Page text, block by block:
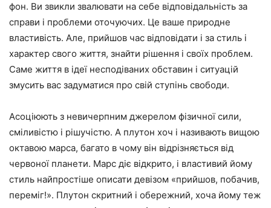
фон. Ви звикли звалювати на себе відповідальність за
справи і проблеми оточуючих. Це ваше природне
властивість. Але, прийшов час відповідати і за стиль і
характер свого життя, знайти рішення і своїх проблем.
Саме життя в ідеї несподіваних обставин і ситуацій
змусить вас задуматися про свій ступінь свободи.
Асоціюють з невичерпним джерелом фізичної сили,
сміливістю і рішучістю. А плутон хоч і називають вищою
октавою марса, багато в чому він відрізняється від
червоної планети. Марс діє відкрито, і властивий йому
стиль найпростіше описати девізом «прийшов, побачив,
переміг!». Плутон скритний і обережний, хоча йому теж